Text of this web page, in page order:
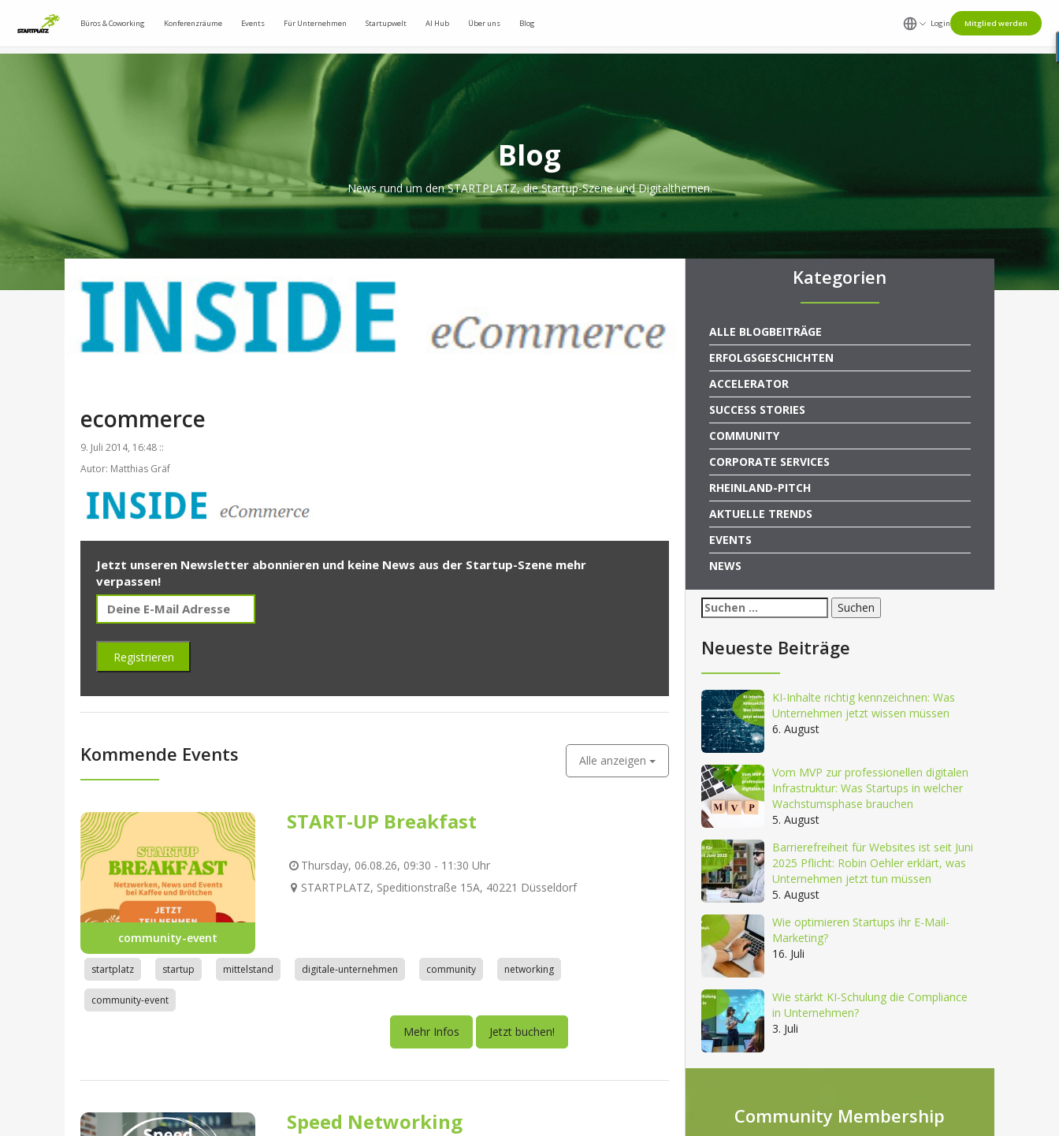
Büros & Coworking Konferenzräume Events Für Unternehmen Startupwelt AI Hub Über uns Blog Login Mitglied werden
Blog
News rund um den STARTPLATZ, die Startup-Szene und Digitalthemen.
ecommerce
9. Juli 2014, 16:48 ::
Autor: Matthias Gräf
Jetzt unseren Newsletter abonnieren und keine News aus der Startup-Szene mehr
verpassen!
Kommende Events Alle anzeigen
community-event
START-UP Breakfast
Thursday, 06.08.26, 09:30 - 11:30 Uhr
STARTPLATZ, Speditionstraße 15A, 40221 Düsseldorf
startplatz startup mittelstand digitale-unternehmen community networking
community-event
Mehr Infos Jetzt buchen!
Speed Networking
Kategorien
ALLE BLOGBEITRÄGE
ERFOLGSGESCHICHTEN
ACCELERATOR
SUCCESS STORIES
COMMUNITY
CORPORATE SERVICES
RHEINLAND-PITCH
AKTUELLE TRENDS
EVENTS
NEWS
Suchen
nach:
Neueste Beiträge
KI-Inhalte richtig kennzeichnen: Was
Unternehmen jetzt wissen müssen
6. August
Vom MVP zur professionellen digitalen
Infrastruktur: Was Startups in welcher
Wachstumsphase brauchen
5. August
Barrierefreiheit für Websites ist seit Juni
2025 Pflicht: Robin Oehler erklärt, was
Unternehmen jetzt tun müssen
5. August
Wie optimieren Startups ihr E-Mail-
Marketing?
16. Juli
Wie stärkt KI-Schulung die Compliance
in Unternehmen?
3. Juli
Community Membership